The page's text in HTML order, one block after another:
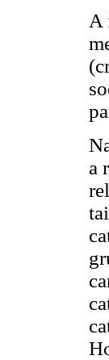
A
a